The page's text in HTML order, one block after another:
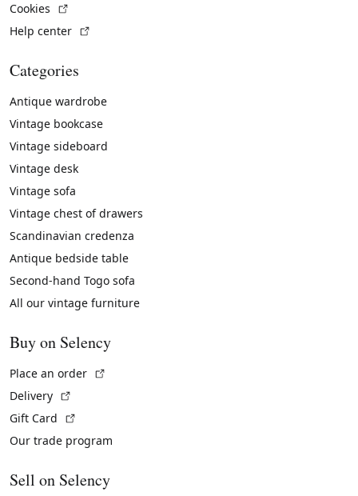
Cookies
Help center
Categories
Antique wardrobe
Vintage bookcase
Vintage sideboard
Vintage desk
Vintage sofa
Vintage chest of drawers
Scandinavian credenza
Antique bedside table
Second-hand Togo sofa
All our vintage furniture
Buy on Selency
Place an order
Delivery
Gift Card
Our trade program
Sell on Selency